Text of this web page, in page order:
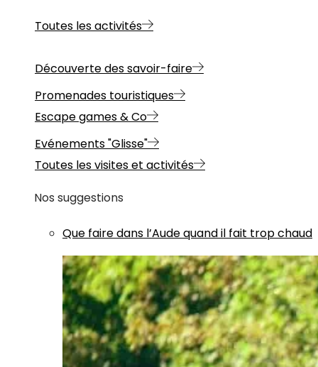
Toutes les activités
Découverte des savoir-faire
Promenades touristiques
Escape games & Co
Evénements "Glisse"
Toutes les visites et activités
Nos suggestions
Que faire dans l’Aude quand il fait trop chaud